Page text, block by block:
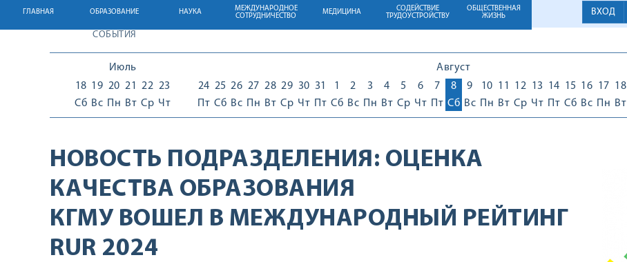
ВХОД
ГЛАВНАЯ ОБРАЗОВАНИЕ НАУКА
МЕЖДУНАРОДНОЕ
СОТРУДНИЧЕСТВО
МЕДИЦИНА
СОДЕЙСТВИЕ
ТРУДОУСТРОЙСТВУ
ОБЩЕСТВЕННАЯ
ЖИЗНЬ
СОБЫТИЯ
Июль
18
Сб
19
Вс
20
Пн
21
Вт
22
Ср
23
Чт
Август
24
Пт
25
Сб
26
Вс
27
Пн
28
Вт
29
Ср
30
Чт
31
Пт
1
Сб
2
Вс
3
Пн
4
Вт
5
Ср
6
Чт
7
Пт
8
Сб
9
Вс
10
Пн
11
Вт
12
Ср
13
Чт
14
Пт
15
Сб
16
Вс
17
Пн
18
Вт
НОВОСТЬ ПОДРАЗДЕЛЕНИЯ: ОЦЕНКА
КАЧЕСТВА ОБРАЗОВАНИЯ
КГМУ ВОШЕЛ В МЕЖДУНАРОДНЫЙ РЕЙТИНГ
RUR 2024